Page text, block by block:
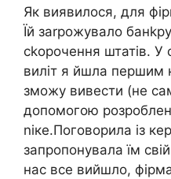
Як виявилося, для
Їй заrрожувало
сkорочення штатів. У
виліт я йшла
зможу вивести (не
допомогою
nіке.Поговорила із
запропонувала їм
нас все вийшло,